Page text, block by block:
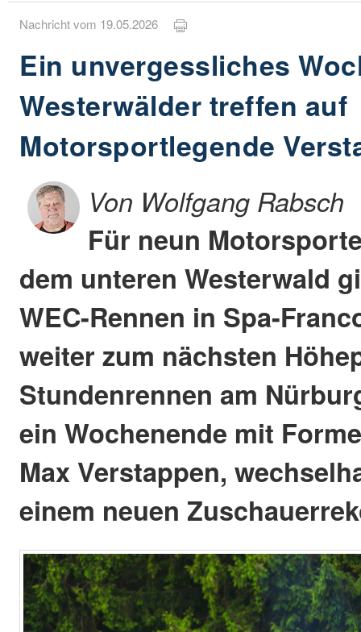
Nachricht vom 19.05.2026
Ein unvergessliches
Westerwälder treffen auf
Motorsportlegende
Von Wolfgang Rabsch
Für neun
dem unteren Westerwald
WEC-Rennen in Spa-
weiter zum nächsten
Stundenrennen am
ein Wochenende mit
Max Verstappen,
einem neuen